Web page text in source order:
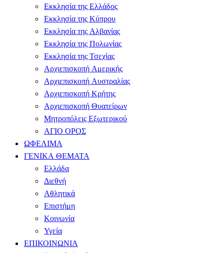
Εκκλησία της Ελλάδος
Εκκλησία της Κύπρου
Εκκλησία της Αλβανίας
Εκκλησία της Πολωνίας
Εκκλησία της Τσεχίας
Αρχιεπισκοπή Αμερικής
Αρχιεπισκοπή Αυστραλίας
Αρχιεπισκοπή Κρήτης
Αρχιεπισκοπή Θυατείρων
Μητροπόλεις Εξωτερικού
ΑΓΙΟ ΟΡΟΣ
ΩΦΕΛΙΜΑ
ΓΕΝΙΚΑ ΘΕΜΑΤΑ
Ελλάδα
Διεθνή
Αθλητικά
Επιστήμη
Κοινωνία
Υγεία
ΕΠΙΚΟΙΝΩΝΙΑ